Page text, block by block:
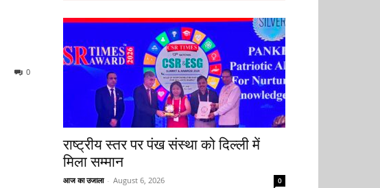
0
राष्ट्रीय स्तर पर पंख संस्था को दिल्ली में
मिला सम्मान
आज का उजाला - August 6, 2026 0